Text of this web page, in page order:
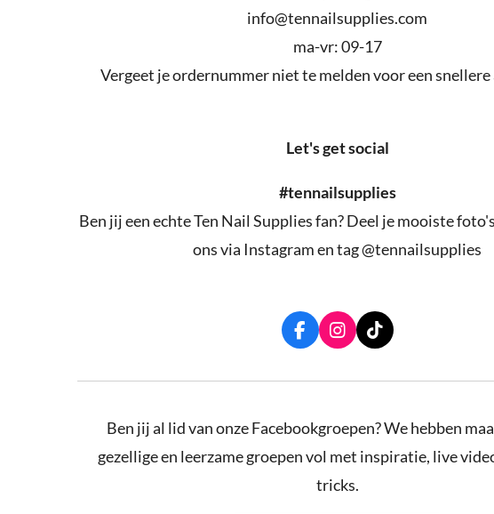
info@tennailsupplies.com
ma-vr: 09-17
Vergeet je ordernummer niet te melden voor een
Let's get social
#tennailsupplies
Ben jij een echte Ten Nail Supplies fan? Deel je mooiste
ons via Instagram en tag @tennailsupplies
F
a
o
k
I
n
r
a
T
i
k
Ben jij al lid van onze Facebookgroepen? We hebben
gezellige en leerzame groepen vol met inspiratie, live
tricks.